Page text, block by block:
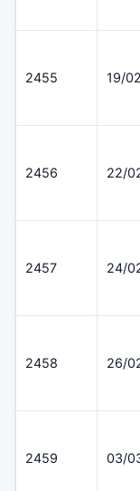
2455 19/
2456 22/
2457 24/
2458 26/
2459 03/